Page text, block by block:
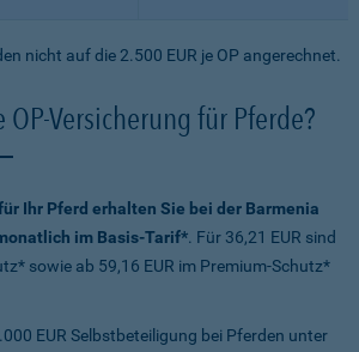
nicht auf die 2.500 EUR je OP angerechnet.
Versicherung für Pferde?
Ihr Pferd erhalten Sie bei der Barmenia
im Basis-Tarif*. Für 36,21 EUR sind
sowie ab 59,16 EUR im Premium-Schutz*
EUR Selbstbeteiligung bei Pferden unter